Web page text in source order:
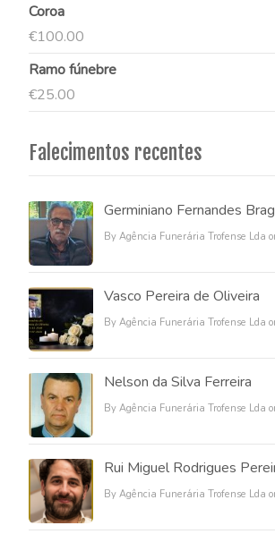
Coroa
€100.00
Ramo fúnebre
€25.00
Falecimentos recentes
Germiniano Fernandes
By Agência Funerária Trofense Lda
Vasco Pereira de Oliveira
By Agência Funerária Trofense Lda
Nelson da Silva Ferreira
By Agência Funerária Trofense Lda
Rui Miguel Rodrigues
By Agência Funerária Trofense Lda